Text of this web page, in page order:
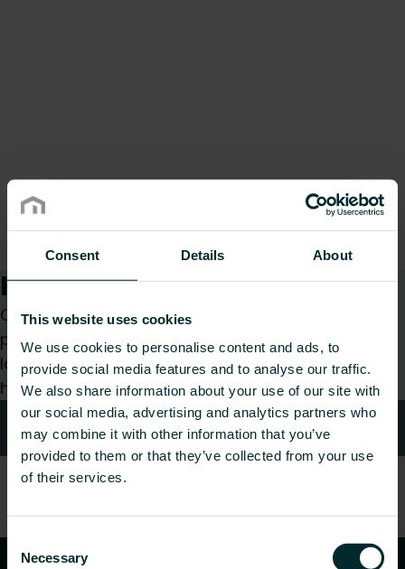
Consent Details About
This website uses cookies
We use cookies to personalise content and ads, to
provide social media features and to analyse our traffic.
We also share information about your use of our site with
our social media, advertising and analytics partners who
may combine it with other information that you’ve
provided to them or that they’ve collected from your use
of their services.
Consent
Selection
Necessary
Kuidas saame teid aidata?
Olenemata sellest, kas olete spetsialist,
paigaldaja, arhitekt, planeerija, hulgimüüja või
lõppkasutaja, valige kategooria ja me vastame
hea meelega teie päringule.
Kontaktid